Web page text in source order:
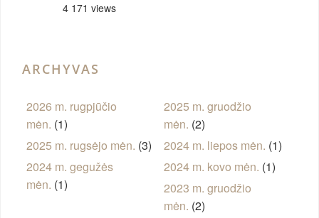
4 171 views
ARCHYVAS
2026 m. rugpjūčio
mėn. (1)
2025 m. gruodžio
mėn. (2)
2025 m. rugsėjo mėn. (3) 2024 m. liepos mėn. (1)
2024 m. gegužės
mėn. (1)
2024 m. kovo mėn. (1)
2023 m. gruodžio
mėn. (2)